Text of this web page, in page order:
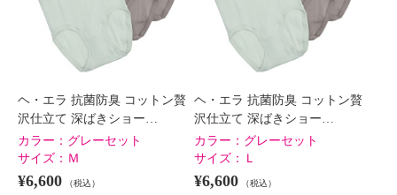
ヘ・エラ 抗菌防臭 コットン贅
沢仕立て 深ばきショー…
カラー： グレーセット
サイズ： Ｍ
¥6,600 （税込）
ヘ・エラ 抗菌防臭 コットン贅
沢仕立て 深ばきショー…
カラー： グレーセット
サイズ：
Ｌ
¥6,600 （税込）